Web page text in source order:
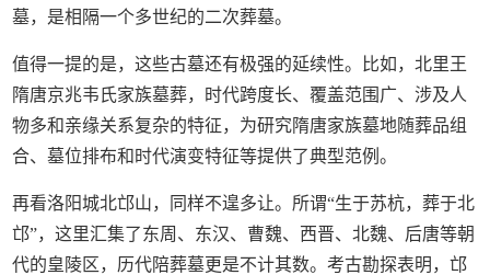
墓，是相隔一个多世纪的二次葬墓。
值得一提的是，这些古墓还有极强的延续性。比如，北里王
隋唐京兆韦氏家族墓葬，时代跨度长、覆盖范围广、涉及人
物多和亲缘关系复杂的特征，为研究隋唐家族墓地随葬品组
合、墓位排布和时代演变特征等提供了典型范例。
再看洛阳城北邙山，同样不遑多让。所谓“生于苏杭，葬于北
邙”，这里汇集了东周、东汉、曹魏、西晋、北魏、后唐等朝
代的皇陵区，历代陪葬墓更是不计其数。考古勘探表明，邙